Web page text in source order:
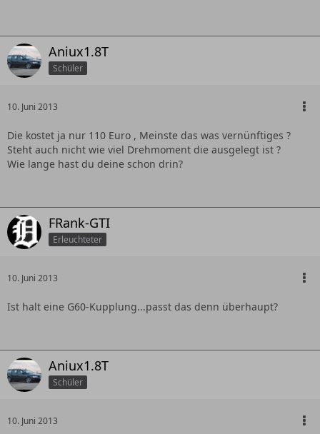
Aniux1.8T
Schüler
10. Juni 2013
Die kostet ja nur 110 Euro , Meinste das was vernünftiges ?
Steht auch nicht wie viel Drehmoment die ausgelegt ist ?
Wie lange hast du deine schon drin?
FRank-GTI
Erleuchteter
10. Juni 2013
Ist halt eine G60-Kupplung...passt das denn überhaupt?
Aniux1.8T
Schüler
10. Juni 2013